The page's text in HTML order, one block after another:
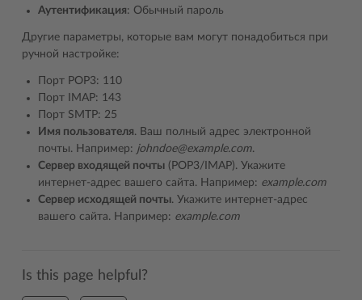
Аутентификация: Обычный пароль
Другие параметры, которые вам могут понадобиться при
ручной настройке:
Порт POP3: 110
Порт IMAP: 143
Порт SMTP: 25
Имя пользователя. Ваш полный адрес электронной
почты. Например: johndoe@example.com.
Сервер входящей почты (POP3/IMAP). Укажите
интернет-адрес вашего сайта. Например: example.com
Сервер исходящей почты. Укажите интернет-адрес
вашего сайта. Например: example.com
Is this page helpful?